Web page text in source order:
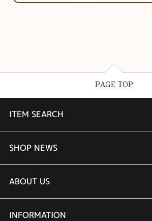
PAGE TOP
ITEM SEARCH
婚約指輪
結婚指輪
セットリング
SHOP NEWS
TAKEUCHI BRIDAL金沢本店情報
商品一覧
ABOUT US
会社概要
INFORMATION